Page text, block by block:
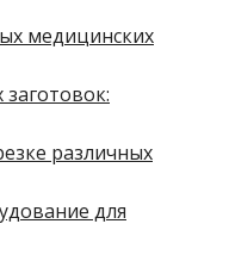
медицинских
различных
для